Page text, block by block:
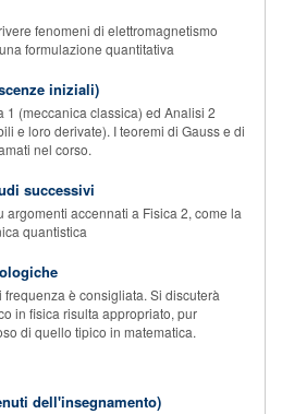
fenomeni di elettromagnetismo
formulazione quantitativa
iniziali)
1 (meccanica classica) ed Analisi 2
e loro derivate). I teoremi di Gauss e di
nel corso.
successivi
argomenti accennati a Fisica 2, come la
quantistica
è consigliata. Si discuterà
in fisica risulta appropriato, pur
di quello tipico in matematica.
dell'insegnamento)